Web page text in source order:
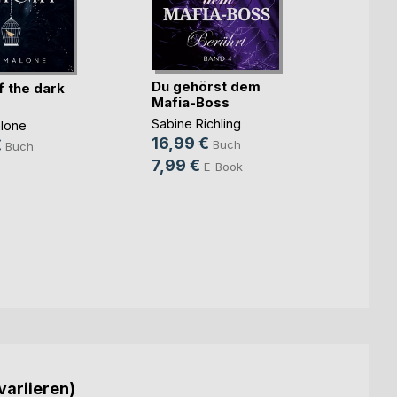
the dark
Buch
Du gehörst dem
Mafia-Boss
Sabine Richling
16,99 € Buch
7,99 € E-Book